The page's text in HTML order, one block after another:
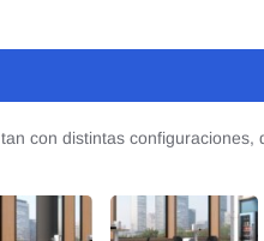
con distintas configuraciones,